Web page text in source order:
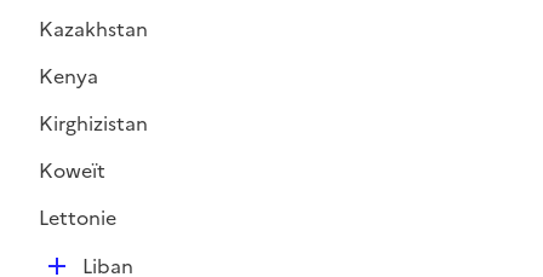
Kazakhstan
Kenya
Kirghizistan
Koweït
Lettonie
DLiban